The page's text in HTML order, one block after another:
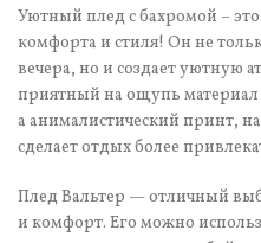
Уютный плед с бахромой –
комфорта и стиля! Он не
вечера, но и создает уютную
приятный на ощупь
а анималистический принт,
сделает отдых более
Плед Вальтер — отличный
и комфорт. Его можно